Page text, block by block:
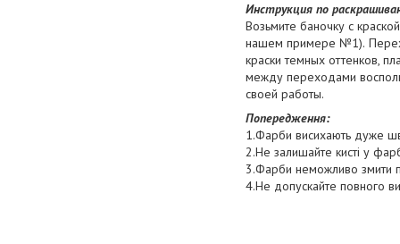
Инструкция по
Возьмите баночку с
нашем примере №1).
краски темных оттенков,
между переходами
своей работы.
Попередження:
1.Фарби висихають дуже
2.Не залишайте кисті у
3.Фарби неможливо змити
4.Не допускайте повного